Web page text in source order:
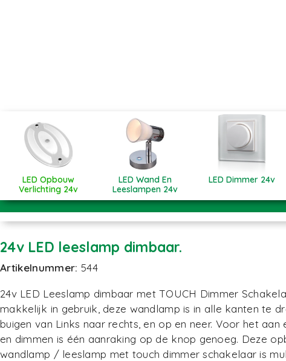
LED Opbouw
Verlichting 24v
LED Wand En
Leeslampen 24v
LED Dimmer 24v
24v LED leeslamp dimbaar.
Artikelnummer:544
24v LED Leeslamp dimbaar met TOUCH Dimmer
makkelijk in gebruik, deze wandlamp is in alle kanten te
buigen van Links naar rechts, en op en neer. Voor het aan
en dimmen is één aanraking op de knop genoeg. Deze
wandlamp / leeslamp met touch dimmer schakelaar is